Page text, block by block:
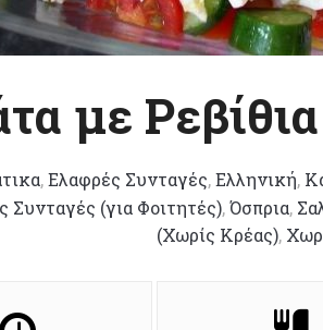
με
,Ελαφρές Συνταγές,Ελληνική,
Συνταγές (για Φοιτητές),Όσπρια,
(Χωρίς Κρέας),